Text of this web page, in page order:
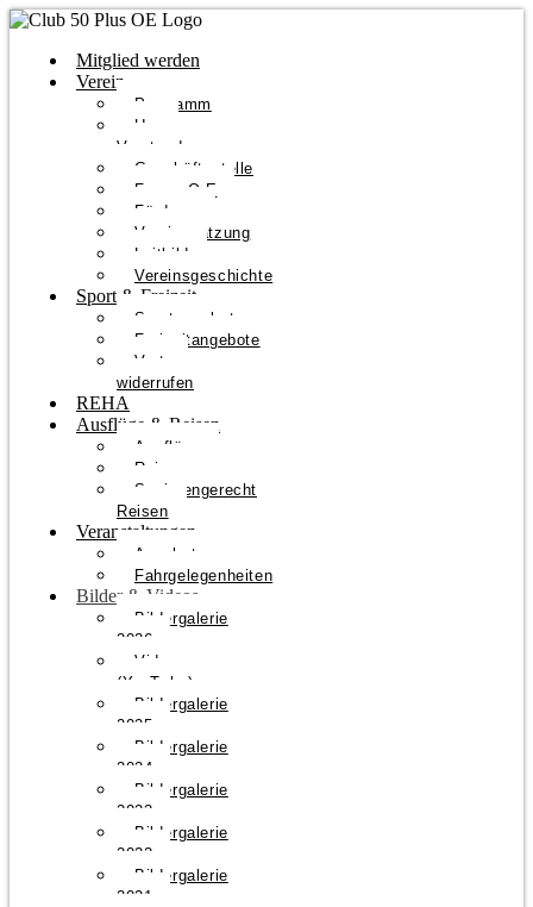
Mitglied werden
Verein
Programm
Unser
Vorstand
Geschäftsstelle
Forum O-E
Förderer
Vereinssatzung
Leitbild
Vereinsgeschichte
Sport & Freizeit
Sportangebote
Freizeitangebote
Vertrag
widerrufen
REHA
Ausflüge & Reisen
Ausflüge
Reisen
Seniorengerecht
Reisen
Veranstaltungen
Angebote
Fahrgelegenheiten
Bilder & Videos
Bildergalerie
2026
Videos
(YouTube)
Bildergalerie
2025
Bildergalerie
2024
Bildergalerie
2023
Bildergalerie
2022
Bildergalerie
2021